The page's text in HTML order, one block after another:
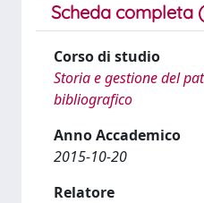
Scheda completa
Corso di studio
Storia e gestione del
bibliografico
Anno Accademico
2015-10-20
Relatore